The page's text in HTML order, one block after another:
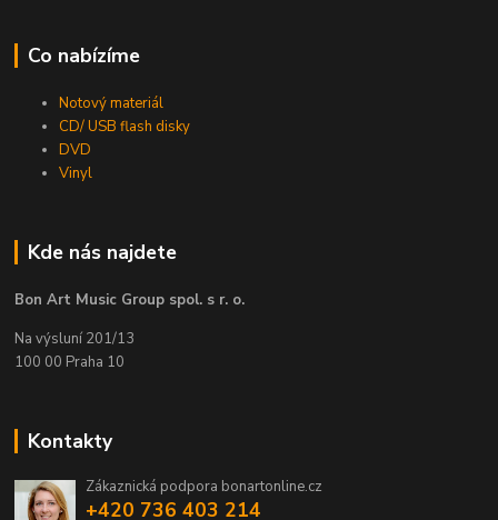
Co nabízíme
Notový materiál
CD/ USB flash disky
DVD
Vinyl
Kde nás najdete
Bon Art Music Group spol. s r. o.
Na výsluní 201/13
100 00 Praha 10
Kontakty
Zákaznická podpora bonartonline.cz
+420 736 403 214